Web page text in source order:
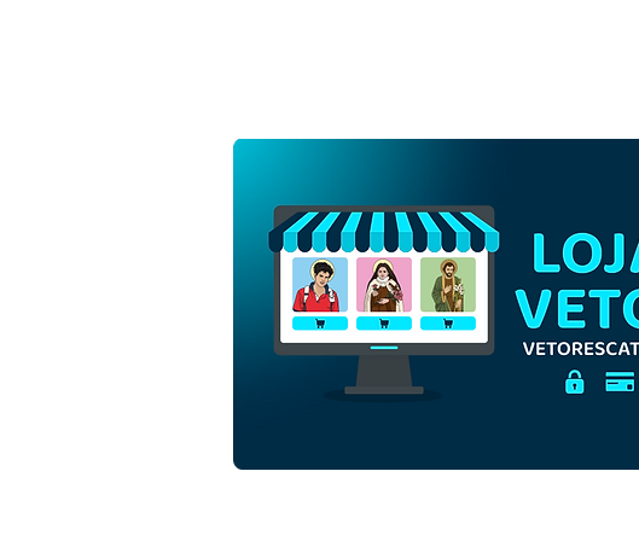
Santa Teresa Benedita da
Cruz, Edith Stein | Download
Grátis Vetor Contorno